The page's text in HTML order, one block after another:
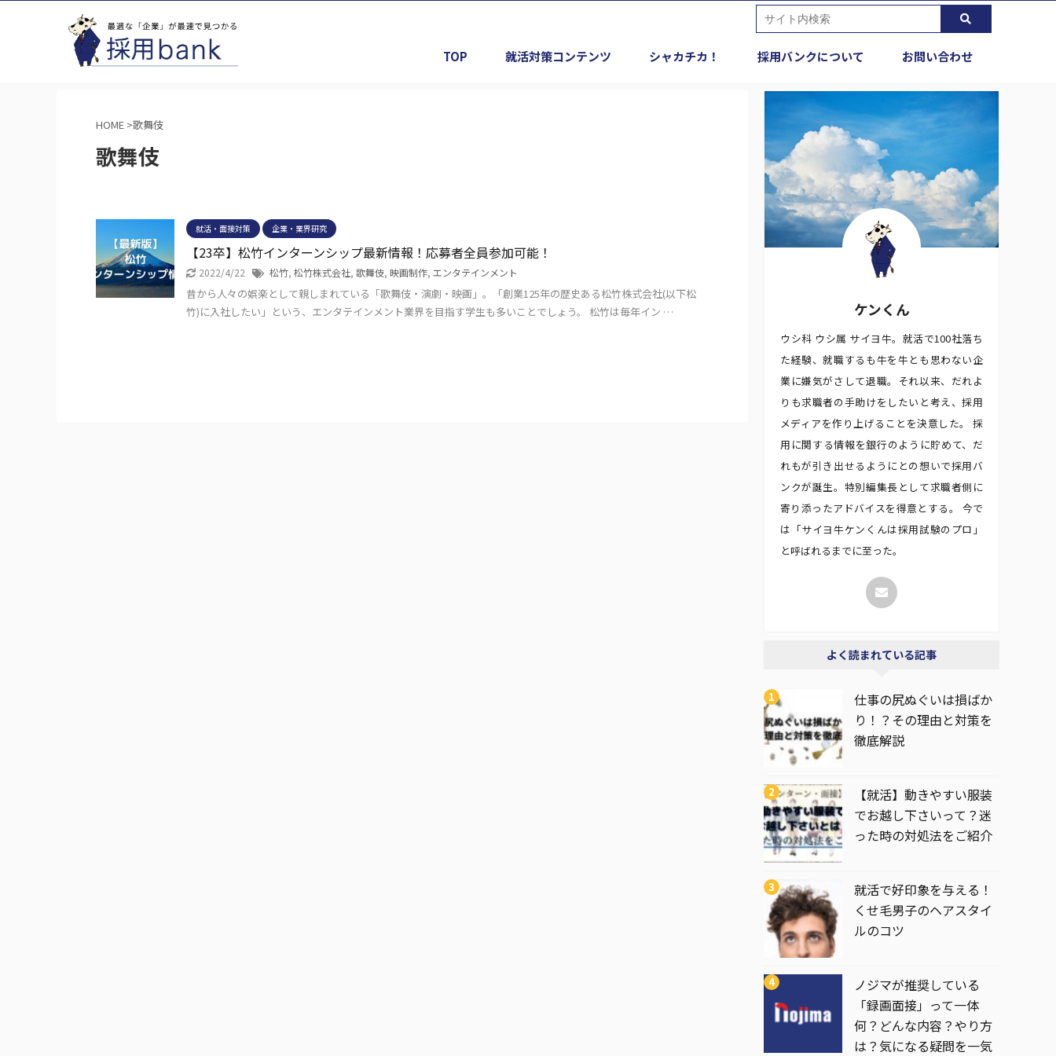
TOP 就活対策コンテンツ シャカチカ！ 採用バンクについて お問い合わせ
HOME >歌舞伎
歌舞伎
就活・面接対策 企業・業界研究
【23卒】松竹インターンシップ最新情報！応募者全員参加可能！
2022/4/22 松竹, 松竹株式会社, 歌舞伎, 映画制作, エンタテインメント
昔から人々の娯楽として親しまれている「歌舞伎・演劇・映画」。「創業125年の歴史ある松竹株式会社(以下松
竹)に入社したい」という、エンタテインメント業界を目指す学生も多いことでしょう。 松竹は毎年イン …
ケンくん
ウシ科 ウシ属 サイヨ牛。就活で100社落ち
た経験、就職するも牛を牛とも思わない企
業に嫌気がさして退職。それ以来、だれよ
りも求職者の手助けをしたいと考え、採用
メディアを作り上げることを決意した。 採
用に関する情報を銀行のように貯めて、だ
れもが引き出せるようにとの想いで採用バ
ンクが誕生。特別編集長として求職者側に
寄り添ったアドバイスを得意とする。 今で
は「サイヨ牛ケンくんは採用試験のプロ」
と呼ばれるまでに至った。
よく読まれている記事
仕事の尻ぬぐいは損ばか
り！？その理由と対策を
徹底解説
【就活】動きやすい服装
でお越し下さいって？迷
った時の対処法をご紹介
就活で好印象を与える！
くせ毛男子のヘアスタイ
ルのコツ
ノジマが推奨している
「録画面接」って一体
何？どんな内容？やり方
は？気になる疑問を一気